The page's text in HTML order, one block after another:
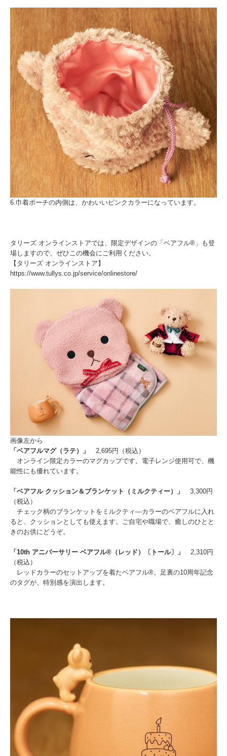
6.巾着ポーチの内側は、かわいいピンクカラーになっています。
タリーズ オンラインストアでは、限定デザインの「ベアフル®」も登
場しますので、ぜひこの機会にご利用ください。
【タリーズ オンラインストア】
https://www.tullys.co.jp/service/onlinestore/
画像左から
「ベアフルマグ（ラテ）」
2,695円（税込）
オンライン限定カラーのマグカップです。電子レンジ使用可で、機
能性にも優れています。
「ベアフル クッション＆ブランケット（ミルクティー）」
3,300円
（税込）
チェック柄のブランケットをミルクティ―カラーのベアフルに入れ
ると、クッションとしても使えます。ご自宅や職場で、癒しのひとと
きのお供にどうぞ。
「10th アニバーサリー ベアフル®（レッド）〔トール〕」
2,310円
（税込）
レッドカラーのセットアップを着たベアフル®。足裏の10周年記念
のタグが、特別感を演出します。